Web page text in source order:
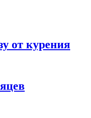
от курения